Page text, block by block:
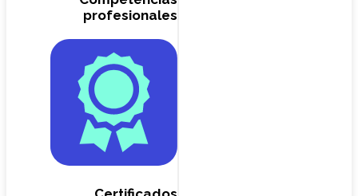
profesionales